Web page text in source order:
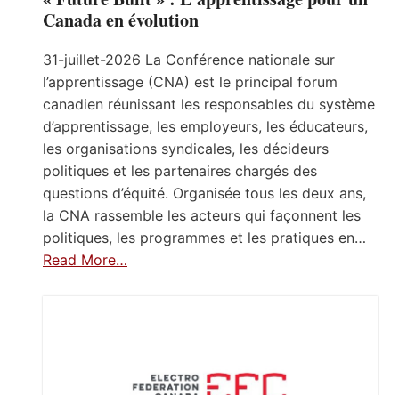
Canada en évolution
31-juillet-2026 La Conférence nationale sur
l’apprentissage (CNA) est le principal forum
canadien réunissant les responsables du système
d’apprentissage, les employeurs, les éducateurs,
les organisations syndicales, les décideurs
politiques et les partenaires chargés des
questions d’équité. Organisée tous les deux ans,
la CNA rassemble les acteurs qui façonnent les
politiques, les programmes et les pratiques en…
Read More…